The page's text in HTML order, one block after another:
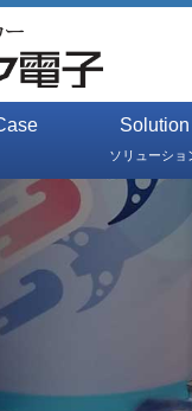
Solution
ソリューショ